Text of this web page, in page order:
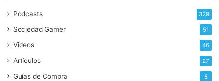
Podcasts 329
Sociedad Gamer 51
Videos 46
Artículos 27
Guías de Compra 8